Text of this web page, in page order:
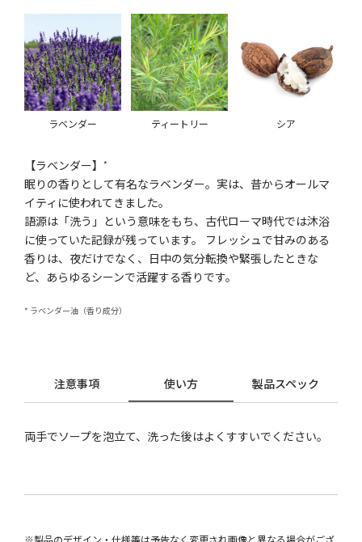
ラベンダー ティートリー シア
【ラベンダー】*
眠りの香りとして有名なラベンダー。実は、昔からオールマ
イティに使われてきました。
語源は「洗う」という意味をもち、古代ローマ時代では沐浴
に使っていた記録が残っています。 フレッシュで甘みのある
香りは、夜だけでなく、日中の気分転換や緊張したときな
ど、あらゆるシーンで活躍する香りです。
* ラベンダー油（香り成分）
注意事項 使い方 製品スペック
両手でソープを泡立て、洗った後はよくすすいでください。